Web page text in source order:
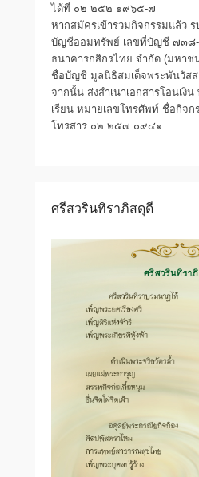
ได้ที่ ๐๒ ๒๕๒ ๑๙๖๕-๗
หากสมัครเข้าร่วมกิจกรรมแล้ว
บัญชีออมทรัพย์ เลขที่บัญชี ๗๓
ธนาคารกสิกรไทย จำกัด (มหาช
ชื่อบัญชี มูลนิธิสมเด็จพระพันวัสส
จากนั้น ส่งสำเนาเอกสารโอนเงิ
เรียน หมายเลขโทรศัพท์ ชื่อกิจก
โทรสาร ๐๒ ๒๕๗ ๐๙๔๑
ศรีสวรินทิราภิสดุดี